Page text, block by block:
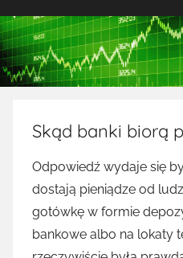
Skąd banki biorą
Odpowiedź wydaje się
dostają pieniądze od
gotówkę w formie
bankowe albo na lokaty